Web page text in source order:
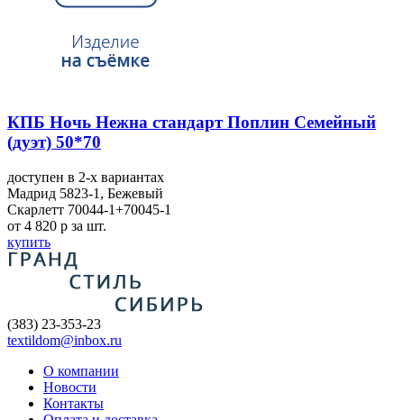
КПБ Ночь Нежна стандарт Поплин Семейный
(дуэт) 50*70
доступен в 2-x вариантах
Мадрид 5823-1, Бежевый
Скарлетт 70044-1+70045-1
от 4 820 p за шт.
купить
(383) 23-353-23
textildom@inbox.ru
О компании
Новости
Контакты